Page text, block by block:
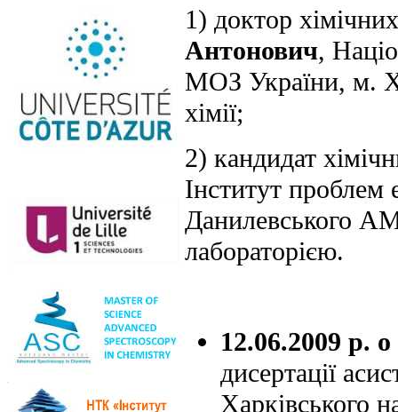
1) доктор
Антонович,
МОЗ України, м.
хімії;
2) кандидат
Інститут проблем
Данилевського
лабораторією.
12.06.2009 р.
дисертації
Харківського